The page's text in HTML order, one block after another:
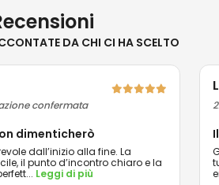
DA CHI CI HA SCELTO
confermata
dimenticherò
dall’inizio alla fine. La
il punto d’incontro chiaro e la
... Leggi di più